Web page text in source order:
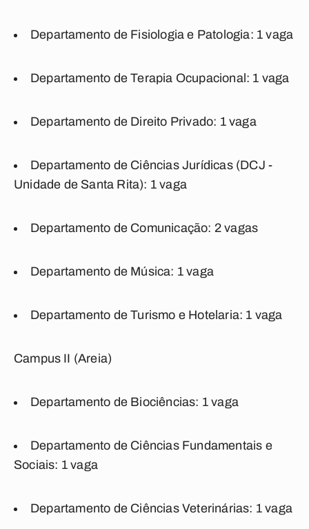
Departamento de Fisiologia e Patologia: 1 vaga
Departamento de Terapia Ocupacional: 1 vaga
Departamento de Direito Privado: 1 vaga
Departamento de Ciências Jurídicas (DCJ -
Unidade de Santa Rita): 1 vaga
Departamento de Comunicação: 2 vagas
Departamento de Música: 1 vaga
Departamento de Turismo e Hotelaria: 1 vaga
Campus II (Areia)
Departamento de Biociências: 1 vaga
Departamento de Ciências Fundamentais e
Sociais: 1 vaga
Departamento de Ciências Veterinárias: 1 vaga